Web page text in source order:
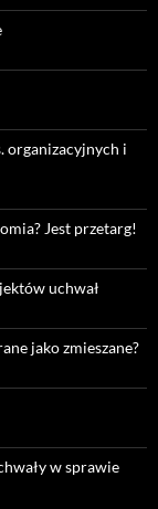
organizacyjnych i
Jest przetarg!
uchwał
jako zmieszane?
w sprawie